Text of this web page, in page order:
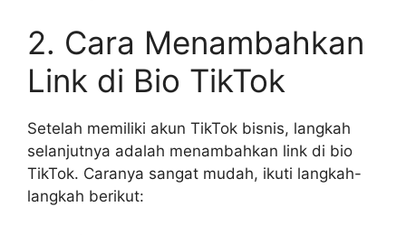
2. Cara Menambahkan
Link di Bio TikTok
Setelah memiliki akun TikTok bisnis, langkah
selanjutnya adalah menambahkan link di bio
TikTok. Caranya sangat mudah, ikuti langkah-
langkah berikut: